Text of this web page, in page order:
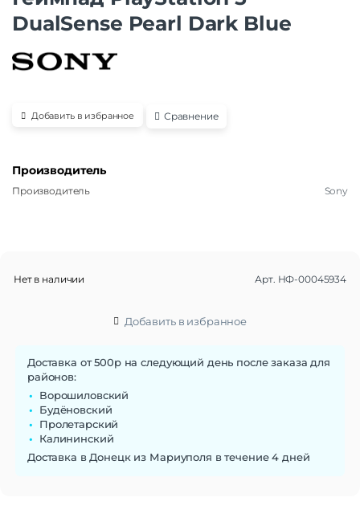
DualSense Pearl Dark Blue
Добавить в избранное Сравнение
Производитель
Производитель Sony
Нет в наличии Арт. НФ-00045934
Добавить в избранное
Доставка от 500р на следующий день после заказа для
районов:
Ворошиловский
Будёновский
Пролетарский
Калининский
Доставка в Донецк из Мариуполя в течение 4 дней